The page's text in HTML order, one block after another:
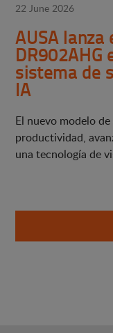
22 June 2026
AUSA
DR902AHG
sistema de
IA
El nuevo modelo
productividad,
una tecnología de